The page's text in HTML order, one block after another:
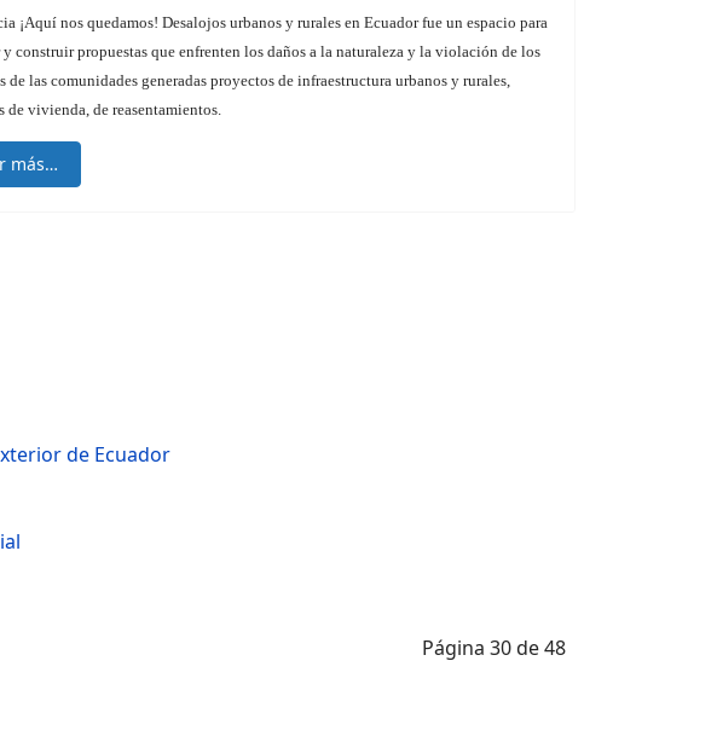
¡Aquí nos quedamos! Desalojos urbanos y rurales en Ecuador fue un espacio para
construir propuestas que enfrenten los daños a la naturaleza y la violación de los
de las comunidades generadas proyectos de infraestructura urbanos y rurales,
de vivienda, de reasentamientos.
más…
de Ecuador
Página 30 de 48